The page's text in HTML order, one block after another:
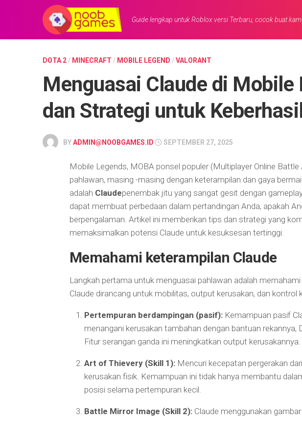
Guide lengkap untuk Roblox versi Terbaru, cocok buat
DOTA 2 / MINECRAFT / MOBILE LEGEND /VALORANT
Menguasai Claude di Mobile
dan Strategi untuk
BYADMIN@NOOBGAMES.ID SEPTEMBER 27, 2025
Mobile Legends, MOBA ponsel populer (Multiplayer Online
pahlawan, masing -masing dengan keterampilan dan gaya
adalah Claudepenembak jitu yang sangat gesit dengan
dapat membuat perbedaan dalam pertandingan Anda, apakah
berpengalaman. Artikel ini memberikan tips dan strategi yang
memaksimalkan potensi Claude untuk kesuksesan tertinggi.
Memahami keterampilan Claude
Langkah pertama untuk menguasai pahlawan adalah
Claude dirancang untuk mobilitas, output kerusakan, dan kontrol
Pertempuran berdampingan (pasif): Kemampuan pasif
menangani kerusakan tambahan dengan bantuan rekannya,
Fitur serangan ganda ini meningkatkan output kerusakannya.
Art of Thievery (Skill 1): Mencuri kecepatan pergerakan
kerusakan fisik. Kemampuan ini tidak hanya membantu
posisi selama pertempuran kecil.
Battle Mirror Image (Skill 2): Claude menggunakan